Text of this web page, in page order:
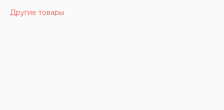
Другие товары